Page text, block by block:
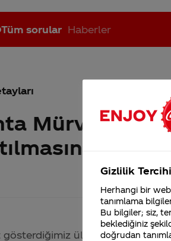
Tüm sorular Haberler
İsrail malı mı Yani ... Coca-Cola'nın
Mürver
ülkelerdeki
Gizlilik
Herhangi bir web
tanımlama
Bu bilgiler; siz,
beklediğiniz
doğrudan